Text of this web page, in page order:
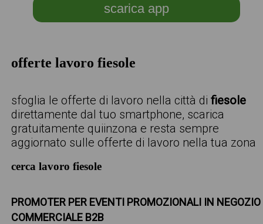
scarica app
offerte lavoro fiesole
sfoglia le offerte di lavoro nella città difiesole
direttamente dal tuo smartphone, scarica
gratuitamente quiinzona e resta sempre
aggiornato sulle offerte di lavoro nella tua zona
cerca lavoro fiesole
PROMOTER PER EVENTI PROMOZIONALI IN NEGOZIO
COMMERCIALE B2B